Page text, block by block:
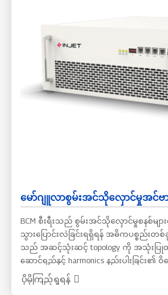
မော်ဂျူလာစွမ်းအင်သိုလှောင်မှုအင်ဗ
BCM စီးရီးသည် စွမ်းအင်သိုလှောင်မှုစနစ်မျာ
သွားပြောင်းလဲခြင်းရရှိရန် အဓိကပစ္စည်းတစ်
သည် အဆင့်သုံးဆင့် topology ကို အသုံးပြုထား
ဆောင်ရည်နှင့် harmonics နည်းပါးခြင်း၏
သည်။ modular ဒီဇိုင်းကို တစ်ပြိုင်နက်တည်
ဆင်ခြင်းနှင့် ပြုပြင်ထိန်းသိမ်းခြင်း၏ အ
ပိုမိုကြည့်ရှုရန်